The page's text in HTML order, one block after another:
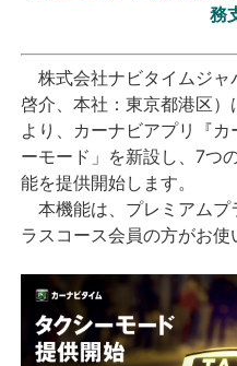
English
務
株式会社ナビタイムジャ
啓介、本社：東京都港区）
より、カーナビアプリ『
ーモード」を新設し、7つ
能を提供開始します。
本機能は、プレミアムプ
ラスコース会員の方がお使